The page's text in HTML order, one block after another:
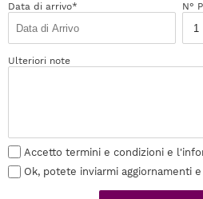
Data di arrivo* N°
Ulteriori note
Accetto termini e condizioni e
Ok, potete inviarmi aggiornamenti